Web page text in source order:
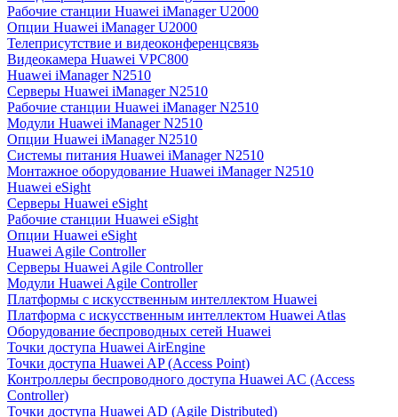
Рабочие станции Huawei iManager U2000
Опции Huawei iManager U2000
Телеприсутствие и видеоконференцсвязь
Видеокамера Huawei VPC800
Huawei iManager N2510
Серверы Huawei iManager N2510
Рабочие станции Huawei iManager N2510
Модули Huawei iManager N2510
Опции Huawei iManager N2510
Системы питания Huawei iManager N2510
Монтажное оборудование Huawei iManager N2510
Huawei eSight
Серверы Huawei eSight
Рабочие станции Huawei eSight
Опции Huawei eSight
Huawei Agile Controller
Серверы Huawei Agile Controller
Модули Huawei Agile Controller
Платформы с искусственным интеллектом Huawei
Платформа с искусственным интеллектом Huawei Atlas
Оборудование беспроводных сетей Huawei
Точки доступа Huawei AirEngine
Точки доступа Huawei AP (Access Point)
Контроллеры беспроводного доступа Huawei AC (Access
Controller)
Точки доступа Huawei AD (Agile Distributed)